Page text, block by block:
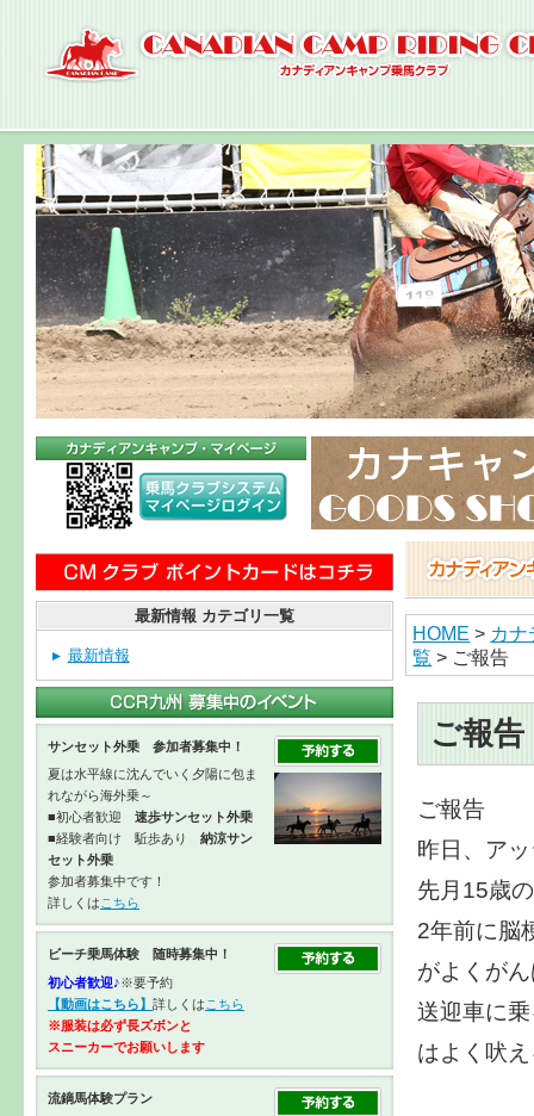
HOME > カ
覧 > ご報告
ご報告
ご報告
昨日、ア
先月15歳
2年前に脳
がよくが
送迎車に
はよく吠
最新情報 カテゴリ一覧
最新情報
サンセット外乗 参加者募集中！
夏は水平線に沈んでいく夕陽に包ま
れながら海外乗～
■初心者歓迎 速歩サンセット外乗
■経験者向け 駈歩あり 納涼サン
セット外乗
参加者募集中です！
詳しくは こちら
ビーチ乗馬体験 随時募集中！
初心者歓迎♪※要予約
【動画はこちら】 詳しくは こちら
※服装は必ず長ズボンと
スニーカーでお願いします
流鏑馬体験プラン